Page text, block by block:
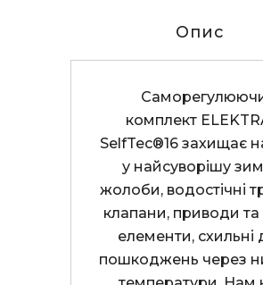
Опис
комплект
SelfTec®16 захищає
у найсуворішу
жолоби, водостічні
клапани, приводи та
елементи, схильні
пошкоджень через